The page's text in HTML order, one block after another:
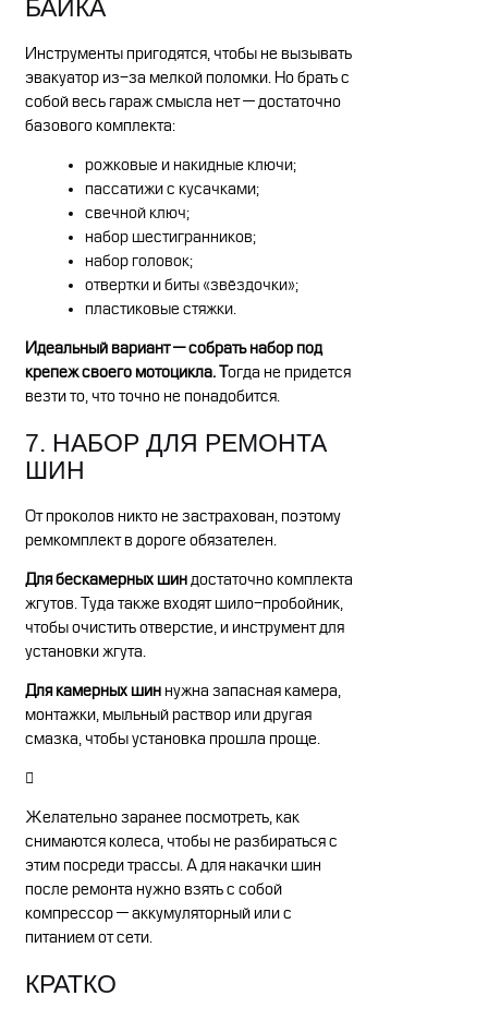
БАЙКА
Инструменты пригодятся, чтобы не вызывать
эвакуатор из-за мелкой поломки. Но брать с
собой весь гараж смысла нет — достаточно
базового комплекта:
рожковые и накидные ключи;
пассатижи с кусачками;
свечной ключ;
набор шестигранников;
набор головок;
отвертки и биты «звёздочки»;
пластиковые стяжки.
Идеальный вариант — собрать набор под
крепеж своего мотоцикла. Тогда не придется
везти то, что точно не понадобится.
7. НАБОР ДЛЯ РЕМОНТА
ШИН
От проколов никто не застрахован, поэтому
ремкомплект в дороге обязателен.
Для бескамерных шиндостаточно комплекта
жгутов. Туда также входят шило-пробойник,
чтобы очистить отверстие, и инструмент для
установки жгута.
Для камерных шиннужна запасная камера,
монтажки, мыльный раствор или другая
смазка, чтобы установка прошла проще.
Желательно заранее посмотреть, как
снимаются колеса, чтобы не разбираться с
этим посреди трассы. А для накачки шин
после ремонта нужно взять с собой
компрессор — аккумуляторный или с
питанием от сети.
КРАТКО